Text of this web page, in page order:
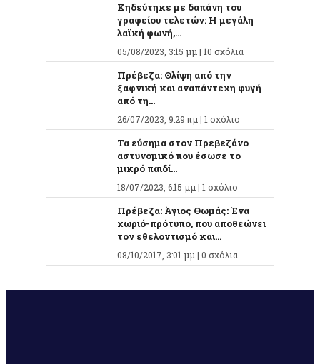
Κηδεύτηκε με δαπάνη του
γραφείου τελετών: Η μεγάλη
λαϊκή φωνή,...
05/08/2023, 3:15 μμ | 10 σχόλια
Πρέβεζα: Θλίψη από την
ξαφνική και αναπάντεχη φυγή
από τη...
26/07/2023, 9:29 πμ | 1 σχόλιο
Τα εύσημα στον Πρεβεζάνο
αστυνομικό που έσωσε το
μικρό παιδί...
18/07/2023, 6:15 μμ | 1 σχόλιο
Πρέβεζα: Άγιος Θωμάς: Ένα
χωριό-πρότυπο, που αποθεώνει
τον εθελοντισμό και...
08/10/2017, 3:01 μμ | 0 σχόλια